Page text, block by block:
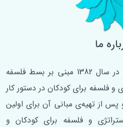
ما
مبتنی بر فرمان امام خامنه‌ای در سال 1382 مبنی بر بسط فلسفه‌
و فلسفه برای کودکان در دستور کار
از تهیه‌ی مبانی آن برای اولین
و فلسفه برای کودکان و